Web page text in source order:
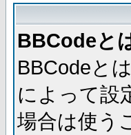
BBCodeと
BBCodeと
によって設
場合は使う